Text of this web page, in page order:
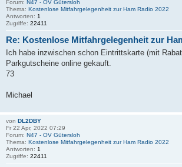
Forum: N47 - OV Gütersloh
Thema: Kostenlose Mitfahrgelegenheit zur Ham Radio 2022
Antworten: 1
Zugriffe: 22411
Re: Kostenlose Mitfahrgelegenheit zur
Ich habe inzwischen schon Eintrittskarte (mit
Parkgutscheine online gekauft.
73
Michael
von DL2DBY
Fr 22 Apr, 2022 07:29
Forum: N47 - OV Gütersloh
Thema: Kostenlose Mitfahrgelegenheit zur Ham Radio 2022
Antworten: 1
Zugriffe: 22411